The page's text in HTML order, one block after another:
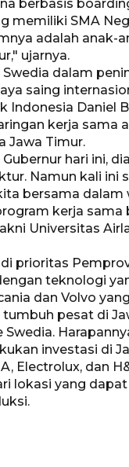
berbasis
memiliki SMA
adalah anak-
ujarnya.
dalam
saing
Indonesia Daniel
kerja sama
Jawa Timur.
hari ini,
Namun kali ini
bersama dalam
kerja sama
Universitas
prioritas
teknologi
dan Volvo
pesat di
investasi di
Electrolux, dan
lokasi yang